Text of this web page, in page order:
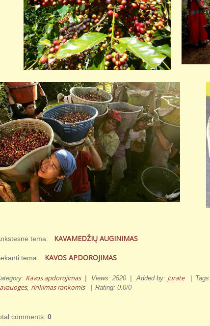
tema: KAVAMEDŽIŲ AUGINIMAS
tema: KAVOS APDOROJIMAS
: Kavos apdorojimas Views: 2520 Added by: Jurate Tags:
, rinkimas rankomis Rating: 0.0/0
comments: 0